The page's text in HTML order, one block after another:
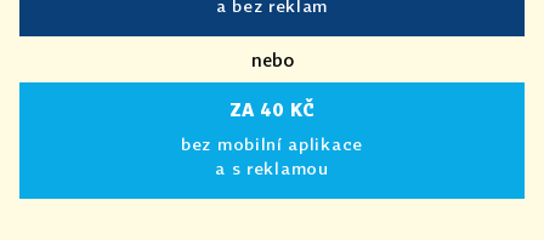
a bez reklam
nebo
ZA 40 KČ
bez mobilní aplikace
a s reklamou